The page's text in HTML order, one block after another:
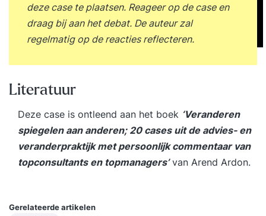
deze case te plaatsen. Reageer op de case en
draag bij aan het debat. De auteur zal
regelmatig op de reacties reflecteren.
Literatuur
Deze case is ontleend aan het boek ‘Veranderen
spiegelen aan anderen; 20 cases uit de advies- en
veranderpraktijk met persoonlijk commentaar van
topconsultants en topmanagers’van Arend Ardon.
Gerelateerde artikelen